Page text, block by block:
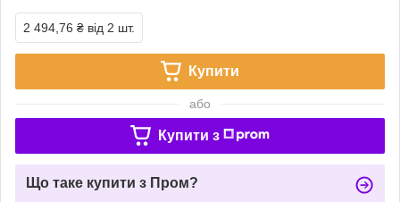
2 494,76 ₴ від 2 шт.
Купити
або
Купити з
Що таке купити з Пром?